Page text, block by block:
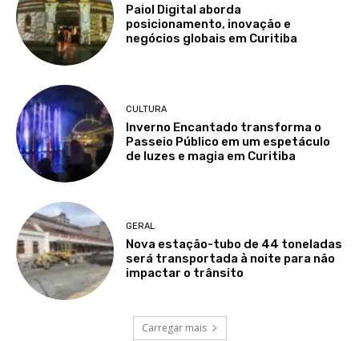
Paiol Digital aborda
posicionamento, inovação e
negócios globais em Curitiba
CULTURA
Inverno Encantado transforma o
Passeio Público em um espetáculo
de luzes e magia em Curitiba
GERAL
Nova estação-tubo de 44 toneladas
será transportada à noite para não
impactar o trânsito
Carregar mais